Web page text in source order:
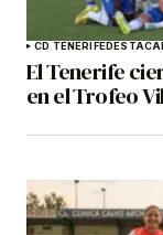
CD TENERIFE
El Tenerife
en el Trofeo